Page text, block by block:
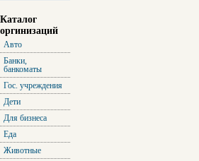
Каталог
оргинизаций
Авто
Банки,
банкоматы
Гос. учреждения
Дети
Для бизнеса
Еда
Животные